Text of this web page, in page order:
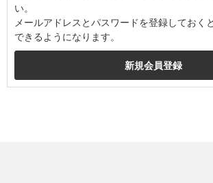
い。
メールアドレスとパスワードを登録しておく
できるようになります。